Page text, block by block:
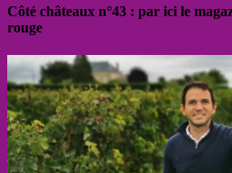
Côté châteaux n°43 : par ici le
rouge